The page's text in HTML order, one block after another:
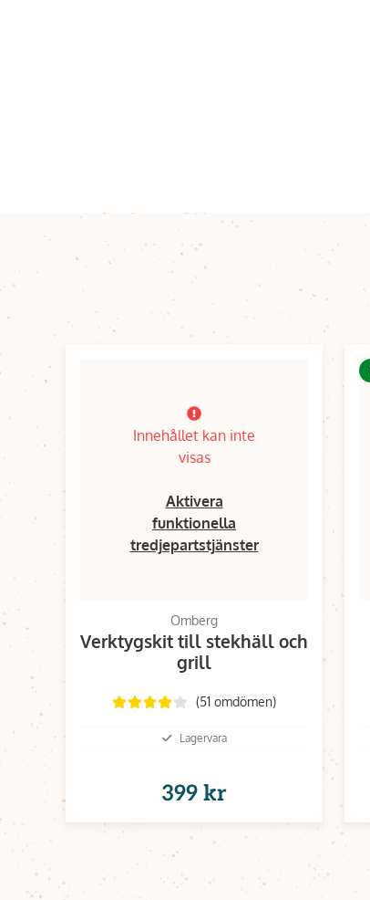
Innehållet kan inte
visas
Aktivera
funktionella
tredjepartstjänster
Omberg
Verktygskit till stekhäll och
grill
(51 omdömen)
Lagervara
399 kr